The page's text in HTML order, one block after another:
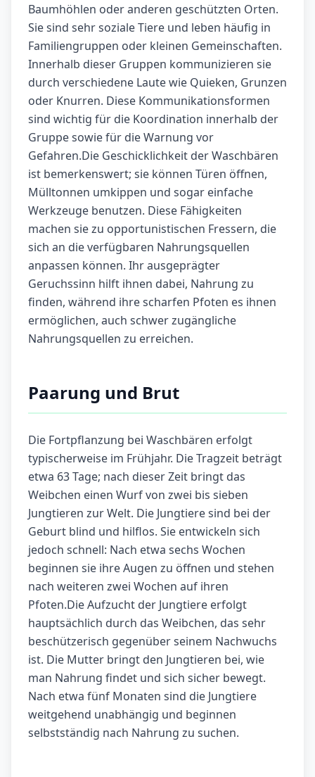
Baumhöhlen oder anderen geschützten Orten.
Sie sind sehr soziale Tiere und leben häufig in
Familiengruppen oder kleinen Gemeinschaften.
Innerhalb dieser Gruppen kommunizieren sie
durch verschiedene Laute wie Quieken, Grunzen
oder Knurren. Diese Kommunikationsformen
sind wichtig für die Koordination innerhalb der
Gruppe sowie für die Warnung vor
Gefahren.Die Geschicklichkeit der Waschbären
ist bemerkenswert; sie können Türen öffnen,
Mülltonnen umkippen und sogar einfache
Werkzeuge benutzen. Diese Fähigkeiten
machen sie zu opportunistischen Fressern, die
sich an die verfügbaren Nahrungsquellen
anpassen können. Ihr ausgeprägter
Geruchssinn hilft ihnen dabei, Nahrung zu
finden, während ihre scharfen Pfoten es ihnen
ermöglichen, auch schwer zugängliche
Nahrungsquellen zu erreichen.
Paarung und Brut
Die Fortpflanzung bei Waschbären erfolgt
typischerweise im Frühjahr. Die Tragzeit beträgt
etwa 63 Tage; nach dieser Zeit bringt das
Weibchen einen Wurf von zwei bis sieben
Jungtieren zur Welt. Die Jungtiere sind bei der
Geburt blind und hilflos. Sie entwickeln sich
jedoch schnell: Nach etwa sechs Wochen
beginnen sie ihre Augen zu öffnen und stehen
nach weiteren zwei Wochen auf ihren
Pfoten.Die Aufzucht der Jungtiere erfolgt
hauptsächlich durch das Weibchen, das sehr
beschützerisch gegenüber seinem Nachwuchs
ist. Die Mutter bringt den Jungtieren bei, wie
man Nahrung findet und sich sicher bewegt.
Nach etwa fünf Monaten sind die Jungtiere
weitgehend unabhängig und beginnen
selbstständig nach Nahrung zu suchen.